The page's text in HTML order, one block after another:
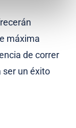
máxima
de correr
ser un éxito